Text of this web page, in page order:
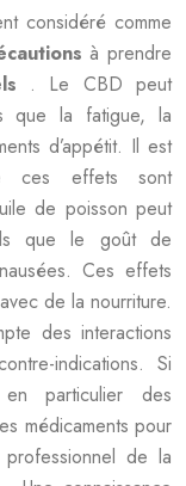
considéré comme
à prendre
. Le CBD peut
que la fatigue, la
d’appétit. Il est
ces effets sont
de poisson peut
que le goût de
Ces effets
de la nourriture.
des interactions
indications. Si
en particulier des
médicaments pour
de la